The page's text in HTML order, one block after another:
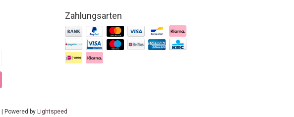
Zahlungsarten
| Powered by Lightspeed